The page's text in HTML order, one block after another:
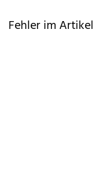
Fehler im